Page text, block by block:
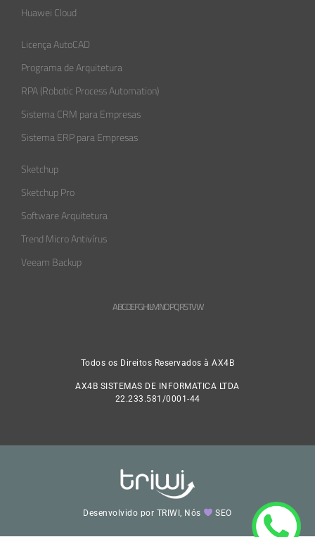
Huawei Cloud
Licença AutoCAD
Programa de Arquitetura
RPA (Robotic Process Automation)
Sistema CRM para Empresas
Sistema ERP para Empresas
Sketchup
Sketchup Pro
Software Arquitetura
Trend Micro Antivírus
Veeam Backup
ABCDEFGHLMNOPQRSTVW
Todos os Direitos Reservados à AX4B
AX4B SISTEMAS DE INFORMATICA LTDA
22.233.581/0001-44
Desenvolvido por TRIWI, Nós SEO